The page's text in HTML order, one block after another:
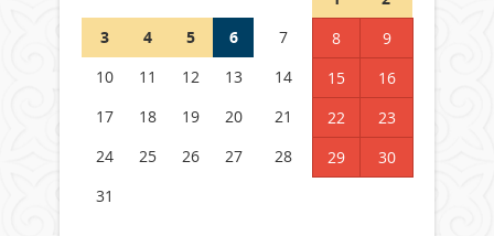
Германия аптап ыстыққа
бастады
04 тамыз 2026 ж.
3
4 5 6 7 8
9
10
11 12 13 14 15
16
17
18 19 20 21 22
23
24
25 26 27 28 29
30
31